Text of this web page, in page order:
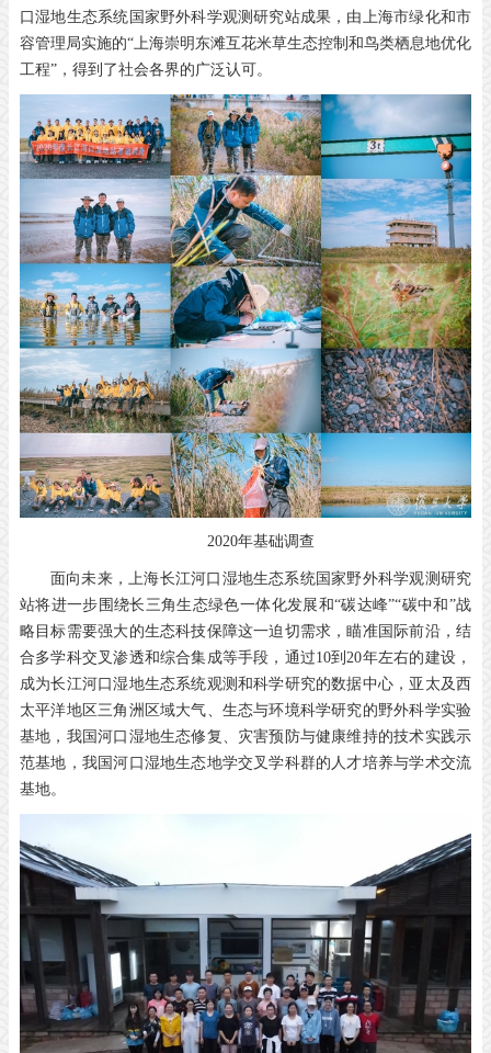
口湿地生态系统国家野外科学观测研究站成果，由上海市绿化和市
容管理局实施的“上海崇明东滩互花米草生态控制和鸟类栖息地优化
工程”，得到了社会各界的广泛认可。
2020年基础调查
面向未来，上海长江河口湿地生态系统国家野外科学观测研究
站将进一步围绕长三角生态绿色一体化发展和“碳达峰”“碳中和”战
略目标需要强大的生态科技保障这一迫切需求，瞄准国际前沿，结
合多学科交叉渗透和综合集成等手段，通过10到20年左右的建设，
成为长江河口湿地生态系统观测和科学研究的数据中心，亚太及西
太平洋地区三角洲区域大气、生态与环境科学研究的野外科学实验
基地，我国河口湿地生态修复、灾害预防与健康维持的技术实践示
范基地，我国河口湿地生态地学交叉学科群的人才培养与学术交流
基地。